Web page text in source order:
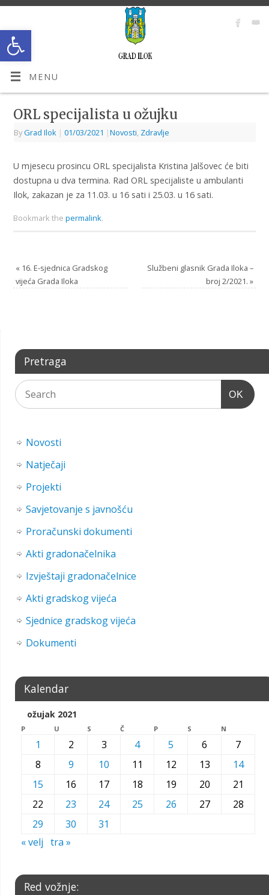
MENU
ORL specijalista u ožujku
ByGrad Ilok | 01/03/2021 |Novosti Zdravlje
U mjesecu prosincu ORL specijalista Kristina Jalšovec će biti
dostupna u dva termina. Rad ORL specijaliste u ambulanti
Ilok, zakazan je za 11.03. u 16 sati i 25.03. u 16 sati.
Bookmark the permalink.
«16. E-sjednica Gradskog
vijeća Grada Iloka
Službeni glasnik Grada Iloka –
broj 2/2021.»
Pretraga
OK
Novosti
Natječaji
Projekti
Savjetovanje s javnošću
Proračunski dokumenti
Akti gradonačelnika
Izvještaji gradonačelnice
Akti gradskog vijeća
Sjednice gradskog vijeća
Dokumenti
Kalendar
ožujak 2021
P U S Č P S N
1 2 3 4 5 6
7
8
9 10 11 12 13
14
15
16 17 18 19 20
21
22
23 24 25 26 27
28
29
30
31
« velj tra »
Red vožnje:
Open toolbar